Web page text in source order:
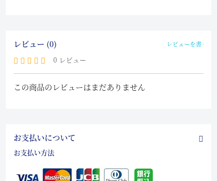
レビュー (0) レビューを書く
0 レビュー
この商品のレビューはまだありません
お支払いについて
お支払い方法